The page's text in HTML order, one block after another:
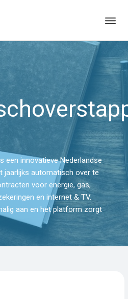
een innovatieve Nederlandse
jaarlijks automatisch over te
voor energie, gas,
en internet & TV.
aan en het platform zorgt